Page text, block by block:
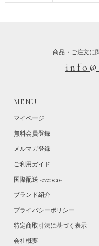
商品・ご注文に
MENU
マイページ
無料会員登録
メルマガ登録
ご利用ガイド
国際配送 -overseas-
ブランド紹介
プライバシーポリシー
特定商取引法に基づく表示
会社概要